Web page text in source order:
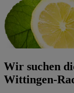
Wir suchen
Wittingen-